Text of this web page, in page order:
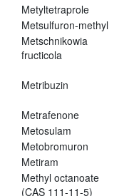
Metyltetraprole
Metsulfuron-methyl
Metschnikowia
fructicola
Metribuzin
Metrafenone
Metosulam
Metobromuron
Metiram
Methyl octanoate
(CAS 111-11-5)